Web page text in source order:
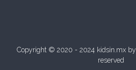
Copyright © 2020 - 2024 kidsin.mx by
reserved